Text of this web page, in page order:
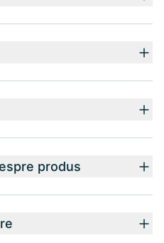
produs